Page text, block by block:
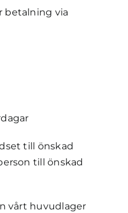
betalning via
till önskad
till önskad
vårt huvudlager